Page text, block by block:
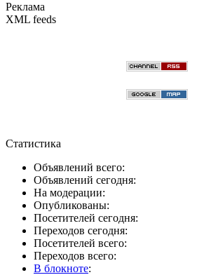
Реклама
XML feeds
Статистика
Объявлений всего:
Объявлений сегодня:
На модерации:
Опубликованы:
Посетителей сегодня:
Переходов сегодня:
Посетителей всего:
Переходов всего:
В блокноте: